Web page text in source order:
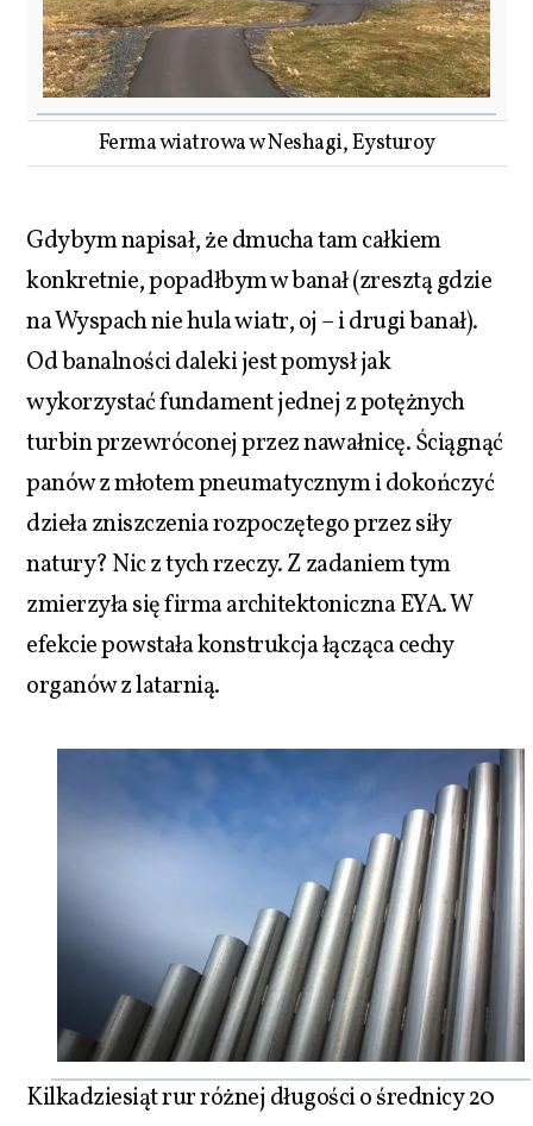
Ferma wiatrowa w Neshagi, Eysturoy
Gdybym napisał, że dmucha tam całkiem
konkretnie, popadłbym w banał (zresztą gdzie
na Wyspach nie hula wiatr, oj – i drugi banał).
Od banalności daleki jest pomysł jak
wykorzystać fundament jednej z potężnych
turbin przewróconej przez nawałnicę. Ściągnąć
panów z młotem pneumatycznym i dokończyć
dzieła zniszczenia rozpoczętego przez siły
natury? Nic z tych rzeczy. Z zadaniem tym
zmierzyła się firma architektoniczna EYA. W
efekcie powstała konstrukcja łącząca cechy
organów z latarnią.
Kilkadziesiąt rur różnej długości o średnicy 20